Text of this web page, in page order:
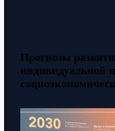
Прогнозы
индивидуальной